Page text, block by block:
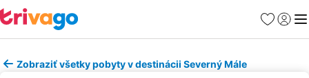
Obľúbené
Zobraziť všetky pobyty v destinácii Severný Mále